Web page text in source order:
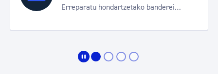
Erreparatu hondartzetako banderei